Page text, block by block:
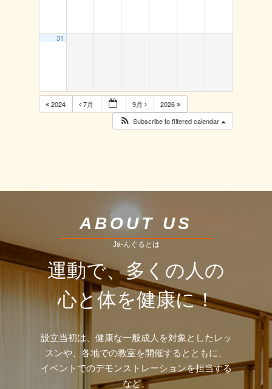
31
2024 7月 9月
2026
Subscribe to filtered calendar
ABOUT US
Ja-んぐるとは
運動で、多くの人の
心と体を健康に！
設立当初は、健康な一般成人を対象としたレッ
スンや、各地での教室を開催するとともに、
イベントでのデモンストレーションを担当する
など、